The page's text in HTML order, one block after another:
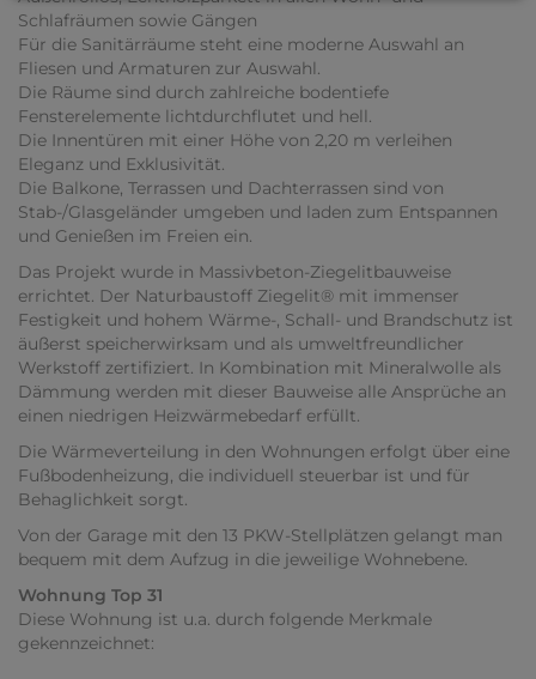
Schlafräumen sowie Gängen
Für die Sanitärräume steht eine moderne Auswahl an
Fliesen und Armaturen zur Auswahl.
Die Räume sind durch zahlreiche bodentiefe
Fensterelemente lichtdurchflutet und hell.
Die Innentüren mit einer Höhe von 2,20 m verleihen
Eleganz und Exklusivität.
Die Balkone, Terrassen und Dachterrassen sind von
Stab-/Glasgeländer umgeben und laden zum Entspannen
und Genießen im Freien ein.
Das Projekt wurde in Massivbeton-Ziegelitbauweise
errichtet. Der Naturbaustoff Ziegelit® mit immenser
Festigkeit und hohem Wärme-, Schall- und Brandschutz ist
äußerst speicherwirksam und als umweltfreundlicher
Werkstoff zertifiziert. In Kombination mit Mineralwolle als
Dämmung werden mit dieser Bauweise alle Ansprüche an
einen niedrigen Heizwärmebedarf erfüllt.
Die Wärmeverteilung in den Wohnungen erfolgt über eine
Fußbodenheizung, die individuell steuerbar ist und für
Behaglichkeit sorgt.
Von der Garage mit den 13 PKW-Stellplätzen gelangt man
bequem mit dem Aufzug in die jeweilige Wohnebene.
Wohnung Top 31
Diese Wohnung ist u.a. durch folgende Merkmale
gekennzeichnet: